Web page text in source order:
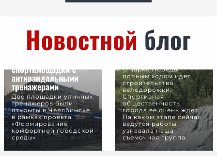
Новостной блог
В двух районах
спортплощадки с
антивандальными
тренажерами
Две площадки уличных
тренажеров были
открыты в Челябинске
в рамках проекта
«Формирование
комфортной городской
среды»
Строительство
велодорожки ведется
В парке Победы
полным ходом идет
строительство
велодорожки.
Спортивная
общественность
города ее очень ждет.
На каком этапе сейчас
ведутся работы
узнавала наша
съемочная группа.